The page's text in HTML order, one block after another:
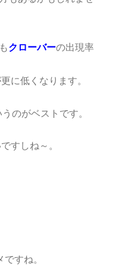
クローバーの出現率
に低くなります。
のがベストです。
すしね～。
すね。